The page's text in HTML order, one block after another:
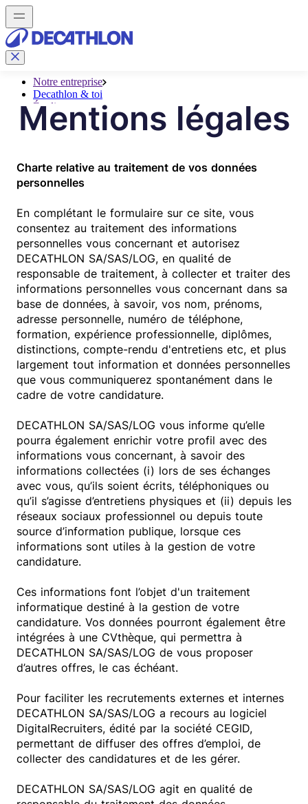
Mentions légales
Charte relative au traitement de vos données
personnelles
En complétant le formulaire sur ce site, vous
consentez au traitement des informations
personnelles vous concernant et autorisez
DECATHLON SA/SAS/LOG, en qualité de
responsable de traitement, à collecter et traiter des
informations personnelles vous concernant dans sa
base de données, à savoir, vos nom, prénoms,
adresse personnelle, numéro de téléphone,
formation, expérience professionnelle, diplômes,
distinctions, compte-rendu d'entretiens etc, et plus
largement tout information et données personnelles
que vous communiquerez spontanément dans le
cadre de votre candidature.
DECATHLON SA/SAS/LOG vous informe qu’elle
pourra également enrichir votre profil avec des
informations vous concernant, à savoir des
informations collectées (i) lors de ses échanges
avec vous, qu’ils soient écrits, téléphoniques ou
qu’il s’agisse d’entretiens physiques et (ii) depuis les
réseaux sociaux professionnel ou depuis toute
source d’information publique, lorsque ces
informations sont utiles à la gestion de votre
candidature.
Ces informations font l’objet d'un traitement
informatique destiné à la gestion de votre
candidature. Vos données pourront également être
intégrées à une CVthèque, qui permettra à
DECATHLON SA/SAS/LOG de vous proposer
d’autres offres, le cas échéant.
Pour faciliter les recrutements externes et internes
DECATHLON SA/SAS/LOG a recours au logiciel
DigitalRecruiters, édité par la société CEGID,
permettant de diffuser des offres d’emploi, de
collecter des candidatures et de les gérer.
DECATHLON SA/SAS/LOG agit en qualité de